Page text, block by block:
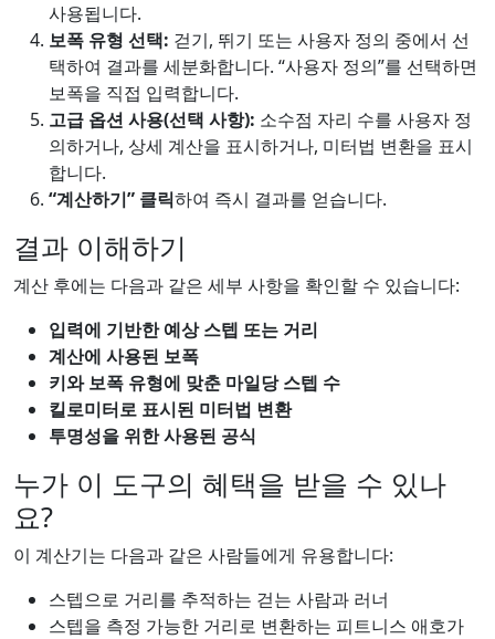
사용됩니다.
보폭 유형 선택: 걷기, 뛰기 또는 사용자 정의 중에서 선
택하여 결과를 세분화합니다. “사용자 정의”를 선택하면
보폭을 직접 입력합니다.
고급 옵션 사용(선택 사항): 소수점 자리 수를 사용자 정
의하거나, 상세 계산을 표시하거나, 미터법 변환을 표시
합니다.
“계산하기” 클릭하여 즉시 결과를 얻습니다.
결과 이해하기
계산 후에는 다음과 같은 세부 사항을 확인할 수 있습니다:
입력에 기반한 예상 스텝 또는 거리
계산에 사용된 보폭
키와 보폭 유형에 맞춘 마일당 스텝 수
킬로미터로 표시된 미터법 변환
투명성을 위한 사용된 공식
누가 이 도구의 혜택을 받을 수 있나
요?
이 계산기는 다음과 같은 사람들에게 유용합니다:
스텝으로 거리를 추적하는 걷는 사람과 러너
스텝을 측정 가능한 거리로 변환하는 피트니스 애호가